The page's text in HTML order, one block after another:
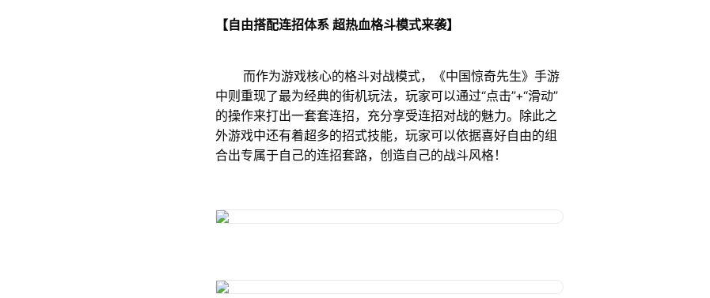
【自由搭配连招体系 超热血格斗模式来袭】
而作为游戏核心的格斗对战模式，《中国惊奇先生》手游
中则重现了最为经典的街机玩法，玩家可以通过“点击”+“滑动”
的操作来打出一套套连招，充分享受连招对战的魅力。除此之
外游戏中还有着超多的招式技能，玩家可以依据喜好自由的组
合出专属于自己的连招套路，创造自己的战斗风格！